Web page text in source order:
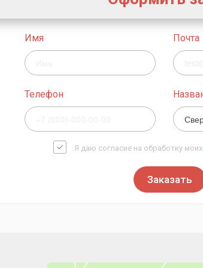
Имя Почта
Телефон
Я даю согласие на обработку моих
Заказать